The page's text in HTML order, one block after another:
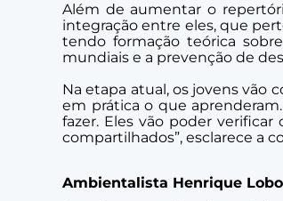
Além de aumentar o
integração entre eles, que
tendo formação teórica
mundiais e a prevenção de
Na etapa atual, os jovens vão
em prática o que
fazer. Eles vão poder
compartilhados”, esclarece a
Ambientalista Henrique Lobo